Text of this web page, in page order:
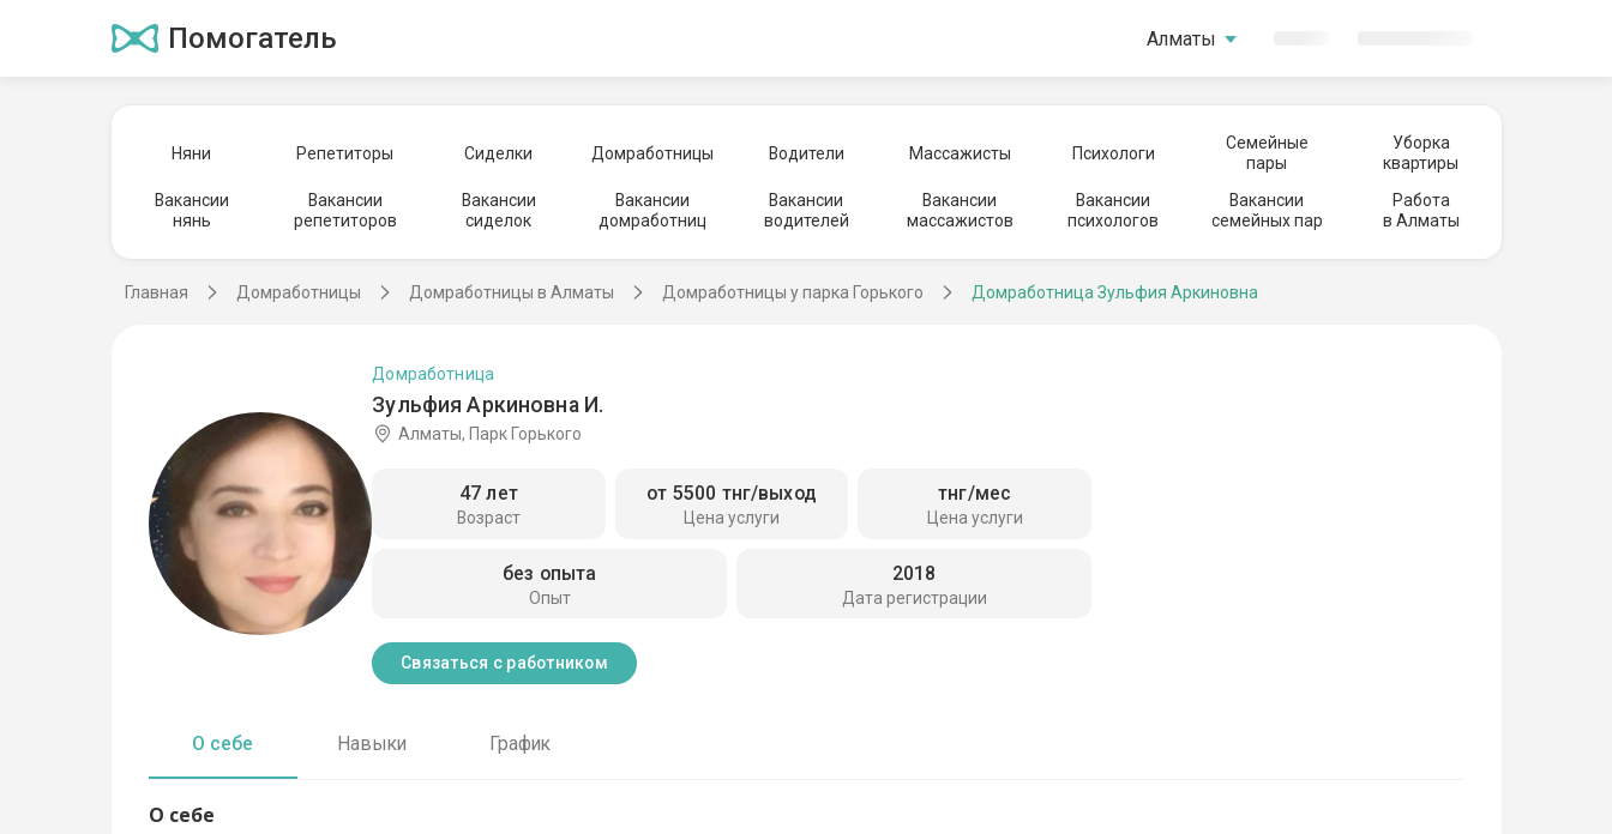
Помогатель Алматы
Няни Репетиторы Сиделки Домработницы Водители Массажисты Психологи
Семейные
пары
Уборка
квартиры
Вакансии
нянь
Вакансии
репетиторов
Вакансии
сиделок
Вакансии
домработниц
Вакансии
водителей
Вакансии
массажистов
Вакансии
психологов
Вакансии
семейных пар
Работа
в Алматы
Главная Домработницы Домработницы в Алматы Домработницы у парка Горького Домработница Зульфия Аркиновна
Зульфия Аркиновна И.
Домработница
Алматы, Парк Горького
Возраст
47 лет
Цена услуги
от 5500 тнг/выход
Цена услуги
тнг/мес
Опыт
без опыта
Дата регистрации
2018
Связаться с работником
О себе Навыки График
О себе